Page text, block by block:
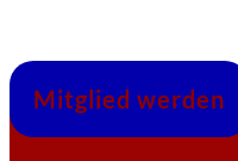
Mitglied werden